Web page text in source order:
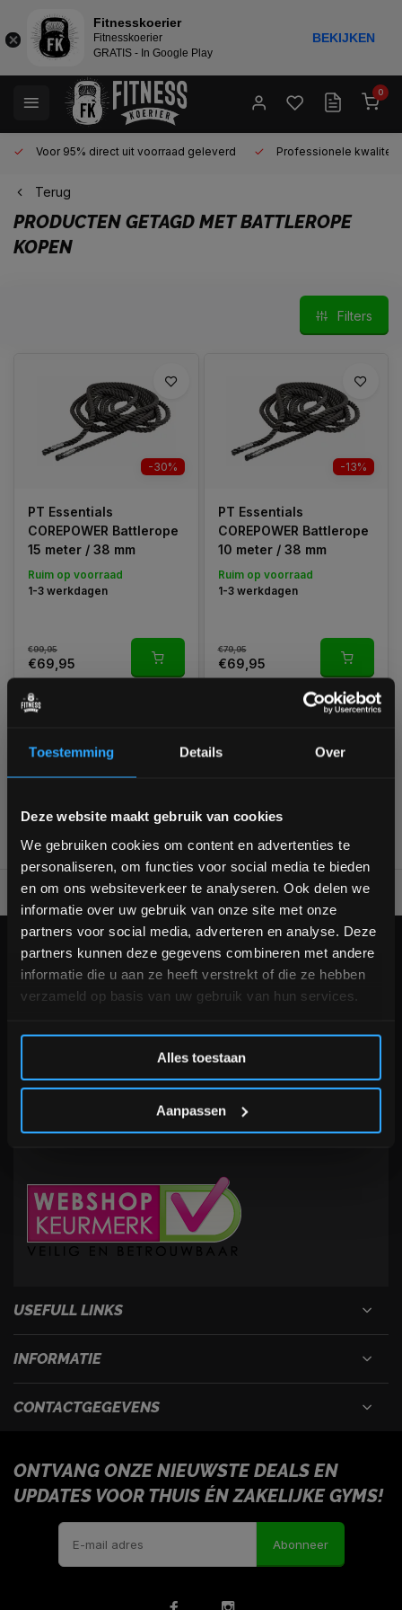
Toestemming Details Over
Deze website maakt gebruik van cookies
We gebruiken cookies om content en advertenties te
personaliseren, om functies voor social media te bieden
en om ons websiteverkeer te analyseren. Ook delen we
informatie over uw gebruik van onze site met onze
partners voor social media, adverteren en analyse. Deze
partners kunnen deze gegevens combineren met andere
informatie die u aan ze heeft verstrekt of die ze hebben
verzameld op basis van uw gebruik van hun services.
Alles toestaan
Aanpassen
0
Voor 95% direct uit voorraad geleverd Professionele kwaliteit
Terug
PRODUCTEN GETAGD MET BATTLEROPE
KOPEN
Filters
-30%
PT Essentials
COREPOWER Battlerope
15 meter / 38 mm
Ruim op voorraad
1-3 werkdagen
€99,95
€69,95
-13%
PT Essentials
COREPOWER Battlerope
10 meter / 38 mm
Ruim op voorraad
1-3 werkdagen
€79,95
€69,95
Voor 95% direct uit voorraad geleverd Professionele
KLANTENSERVICE
+31 (0)24 645 1309
USEFULL LINKS
INFORMATIE
CONTACTGEGEVENS
ONTVANG ONZE NIEUWSTE DEALS EN
UPDATES VOOR THUIS ÉN ZAKELIJKE GYMS!
Abonneer
Bam! 5% korting op je volgende
Schrijf je in voor onze nieuwsbrief om op de hoogte te
blijven over onze nieuwe producten, deals en meer
interessante info. Ontvang 5% korting op je eerstvolgende
aankoop! 😀
Inschrijven
*Verzendkosten vallen buiten de korting
Fitnesskoerier
Fitnesskoerier
GRATIS - In Google Play
BEKIJKEN